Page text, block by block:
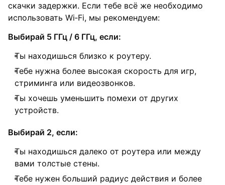
скачки задержки. Если тебе всё же необходимо
использовать Wi‑Fi, мы рекомендуем:
Выбирай 5 ГГц / 6 ГГц, если:
Ты находишься близко к роутеру.
Тебе нужна более высокая скорость для игр,
стриминга или видеозвонков.
Ты хочешь уменьшить помехи от других
устройств.
Выбирай 2, если:
Ты находишься далеко от роутера или между
вами толстые стены.
Тебе нужен больший радиус действия и более